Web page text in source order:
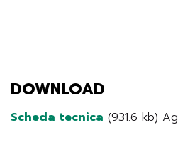
DOWNLOAD
Scheda tecnica (931.6 kb)